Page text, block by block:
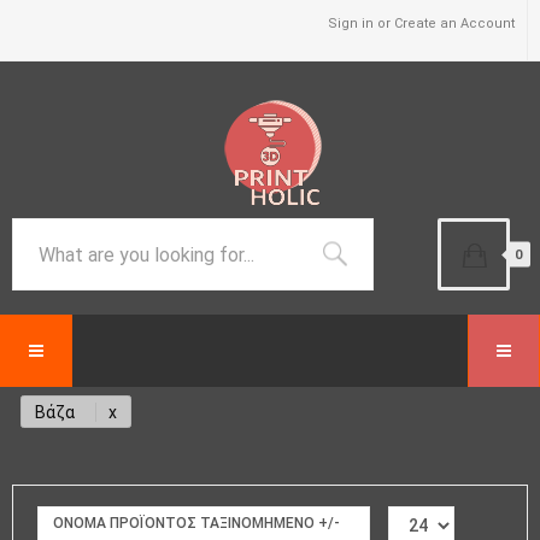
Sign in or Create an Account
0
Βάζα
ΟΝΟΜΑ ΠΡΟΪΌΝΤΟΣ ΤΑΞΙΝΟΜΗΜΈΝΟ +/-